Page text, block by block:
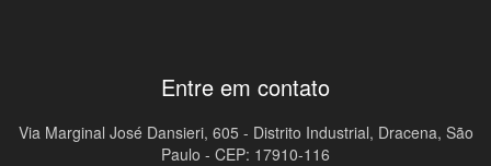
Entre em contato
Via Marginal José Dansieri, 605 - Distrito Industrial, Dracena, São
Paulo - CEP: 17910-116